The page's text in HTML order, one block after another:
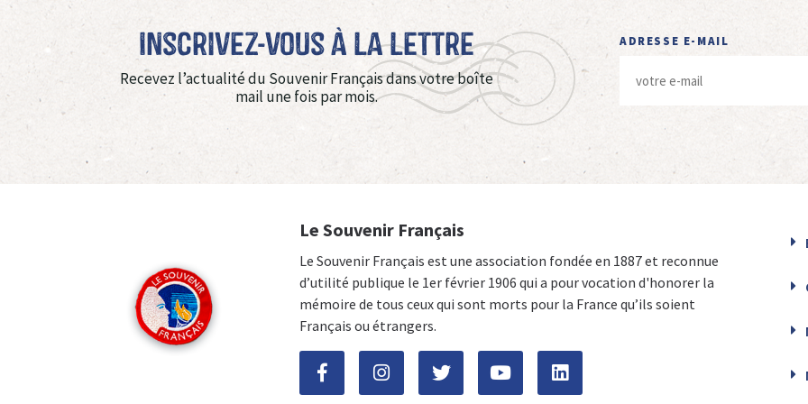
Inscrivez-vous à La Lettre
Recevez l’actualité du Souvenir Français dans votre boîte
mail une fois par mois.
ADRESSE E-MAIL
Le Souvenir Français
Le Souvenir Français est une association fondée en 1887 et reconnue
d’utilité publique le 1er février 1906 qui a pour vocation d'honorer la
mémoire de tous ceux qui sont morts pour la France qu’ils soient
Français ou étrangers.